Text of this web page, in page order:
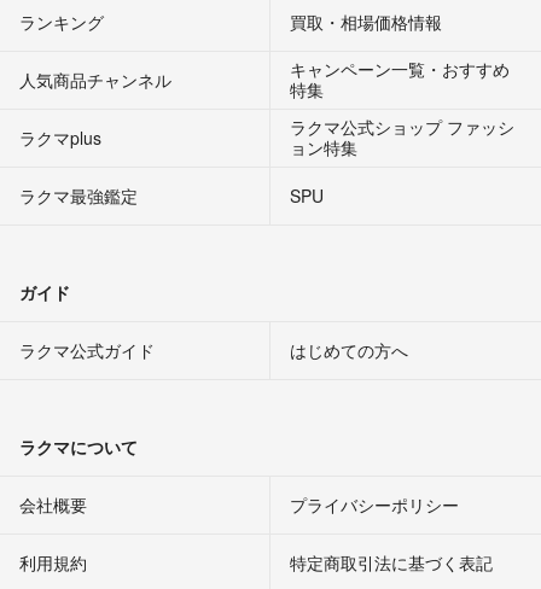
ランキング 買取・相場価格情報
人気商品チャンネル
キャンペーン一覧・おすすめ
特集
ラクマplus
ラクマ公式ショップ ファッシ
ョン特集
ラクマ最強鑑定
SPU
ガイド
ラクマ公式ガイド はじめての方へ
ラクマについて
会社概要 プライバシーポリシー
利用規約 特定商取引法に基づく表記